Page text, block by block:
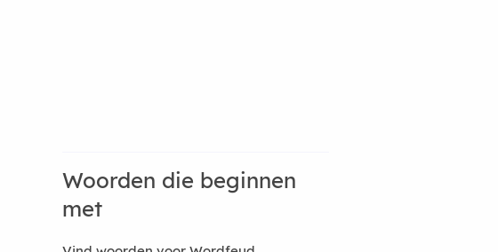
Woorden die beginnen
met